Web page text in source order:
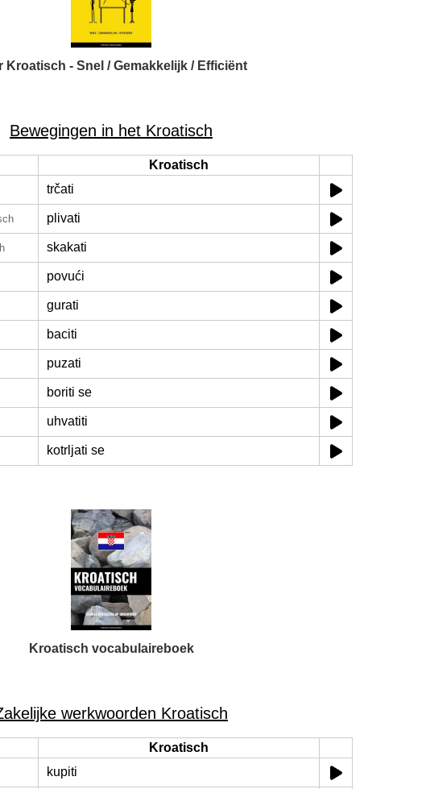
Kroatisch - Snel / Gemakkelijk / Efficiënt
Bewegingen in het Kroatisch
Kroatisch
trčati
plivati
skakati
povući
gurati
baciti
puzati
boriti se
uhvatiti
kotrljati se
Kroatisch vocabulaireboek
werkwoorden Kroatisch
Kroatisch
kupiti